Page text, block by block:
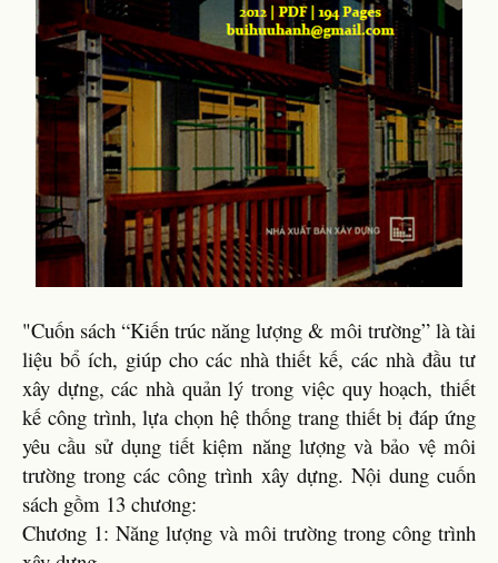
"Cuốn sách “Kiến trúc năng lượng & môi trường” là tài
liệu bổ ích, giúp cho các nhà thiết kế, các nhà đầu tư
xây dựng, các nhà quản lý trong việc quy hoạch, thiết
kế công trình, lựa chọn hệ thống trang thiết bị đáp ứng
yêu cầu sử dụng tiết kiệm năng lượng và bảo vệ môi
trường trong các công trình xây dựng. Nội dung cuốn
sách gồm 13 chương:
Chương 1: Năng lượng và môi trường trong công trình